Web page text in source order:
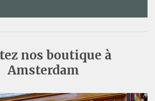
nos boutique à
Amsterdam